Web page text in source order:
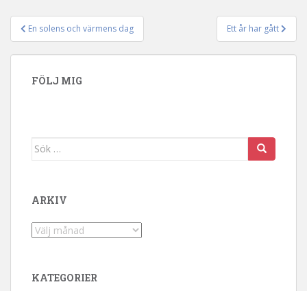
Inläggsnavigering
En solens och värmens dag Ett år har gått
FÖLJ MIG
Sök efter:
ARKIV
Arkiv
KATEGORIER